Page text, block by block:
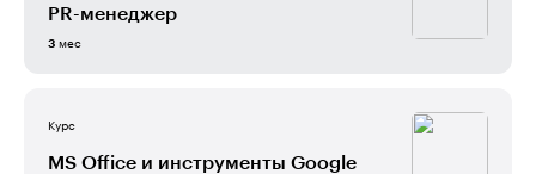
PR-менеджер
3 мес
Курс
MS Office и инструменты Google